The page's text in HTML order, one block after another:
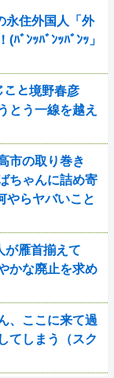
永住外国人「外
ﾊﾞﾝｯﾊﾞﾝｯﾊﾞﾝｯ」
こと境野春彦
とう一線を越え
市の取り巻き
ちゃんに詰め寄
やらヤバいこと
が雁首揃えて
かな廃止を求め
、ここに来て過
てしまう（スク